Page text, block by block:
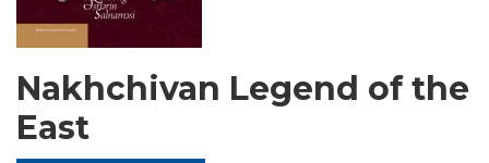
Nakhchivan Legend of the
East